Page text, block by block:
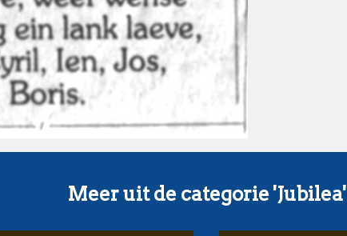
Meer uit de categorie 'Jubilea'